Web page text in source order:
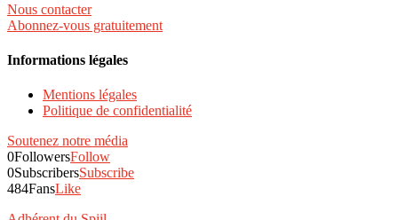
Nous contacter
Abonnez-vous gratuitement
Informations légales
Mentions légales
Politique de confidentialité
Soutenez notre média
0FollowersFollow
0SubscribersSubscribe
484FansLike